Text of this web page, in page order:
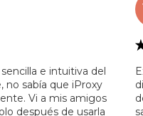
e intuitiva del
sabía que iProxy
Vi a mis amigos
después de usarla